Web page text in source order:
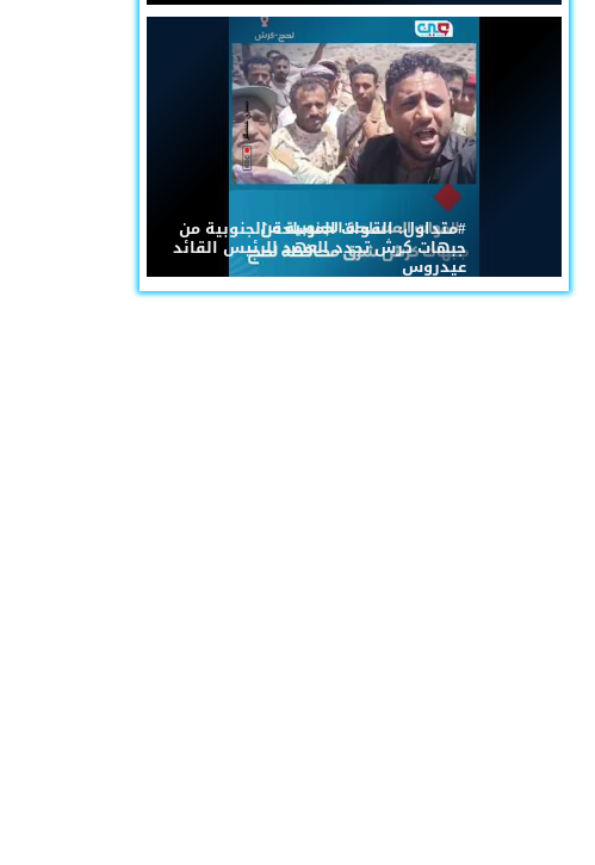
#متداول: القوات المسلحة الجنوبية من
جبهات كرش تجدد العهد للرئيس القائد
عيدروس